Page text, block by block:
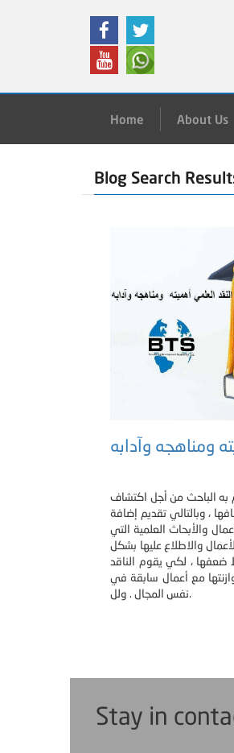
Home About Us
Blog Search
ومناهجه وآدابه
به الباحث من أجل اكتشاف
، وبالتالي تقديم إضافة
والأبحاث العلمية التي
والاطلاع عليها بشكل
ضعفها ، لكي يقوم الناقد
مع أعمال سابقة في
نفس المجال . ولل.
Stay in